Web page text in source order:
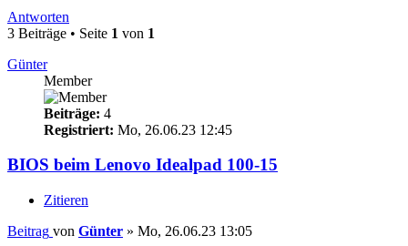
Antworten
3 Beiträge • Seite 1 von 1
Günter
Member
Beiträge: 4
Registriert: Mo, 26.06.23 12:45
BIOS beim Lenovo Idealpad 100-15
Zitieren
Beitrag von Günter » Mo, 26.06.23 13:05